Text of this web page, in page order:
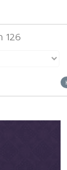
126